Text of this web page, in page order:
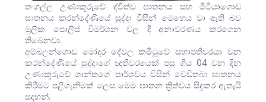
තංගල්ල උණාකූරුවේ ද්විත්ව ඝාතනය සහ මීටියාගොඩ
ඝාතනය කරන්දේණියේ සුද්දා විසින් මෙහෙය වා ඇති බව
මුලික පොලිස් විමර්ශන වල දී අනාවරණය කරගෙන
තිබෙනවා.
අම්බලන්ගොඩ මෝදර දේවල කමිටුවේ සභාපතිවරයා වන
කරන්දේණියේ සුද්දාගේ ඥාතිවරයෙක් පසු ගිය 04 වන දින
උණාකූරුවේ ශාන්තගේ පාර්ශවය විසින් වෙඩිතබා ඝාතනය
කිරීමට පළිගැනිමක් ලෙස මෙම ඝාතන ත්‍රිත්වය සිදුකර ඇතැයි
සඳහන්.